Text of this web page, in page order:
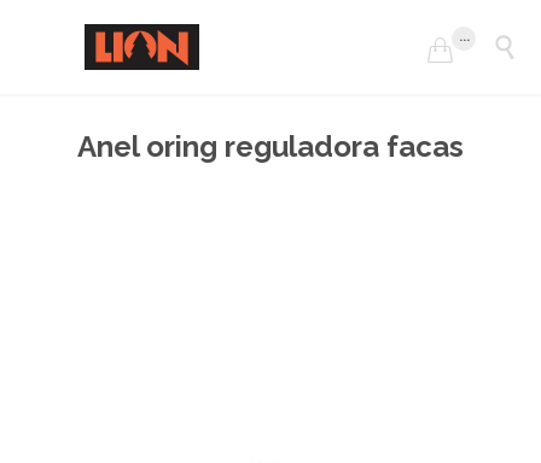

... 
Anel oring reguladora facas